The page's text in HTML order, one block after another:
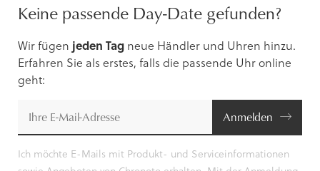
Keine passende Day-Date gefunden?
Wir fügen jeden Tag neue Händler und Uhren hinzu.
Erfahren Sie als erstes, falls die passende Uhr online
geht:
Anmelden
Ich möchte E-Mails mit Produkt- und Serviceinformationen